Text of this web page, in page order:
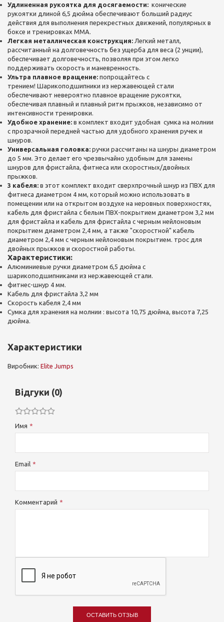
Удлиненная рукоятка для досягаемости: конические
рукоятки длиной 6,5 дюйма обеспечивают больший радиус
действия для выполнения перекрестных движений, популярных в
боксе и тренировках ММА.
Легкая металлическая конструкция: Легкий металл,
рассчитанный на долговечность без ущерба для веса (2 унции),
обеспечивает долговечность, позволяя при этом легко
поддерживать скорость и маневренность.
Ультра плавное вращение: попрощайтесь с
трением! Шарикоподшипники из нержавеющей стали
обеспечивают невероятно плавное вращение рукоятки,
обеспечивая плавный и плавный ритм прыжков, независимо от
интенсивности тренировки.
Удобное хранение: в комплект входит удобная сумка на молнии
с прозрачной передней частью для удобного хранения ручек и
шнуров.
Универсальная головка: ручки рассчитаны на шнуры диаметром
до 5 мм. Это делает его чрезвычайно удобным для замены
шнуров для фристайла, фитнеса или скоростных/двойных
прыжков.
3 кабеля: в этот комплект входит сверхпрочный шнур из ПВХ для
фитнеса диаметром 4 мм, который можно использовать в
помещении или на открытом воздухе на неровных поверхностях,
кабель для фристайла с белым ПВХ-покрытием диаметром 3,2 мм
для фристайла и кабель для фристайла с черным нейлоновым
покрытием диаметром 2,4 мм, а также "скоростной" кабель
диаметром 2,4 мм с черным нейлоновым покрытием. трос для
двойных прыжков и скоростной работы.
Характеристики:
Алюминиевые ручки диаметром 6,5 дюйма с
шарикоподшипниками из нержавеющей стали.
фитнес-шнур 4 мм.
Кабель для фристайла 3,2 мм
Скорость кабеля 2,4 мм
Сумка для хранения на молнии : высота 10,75 дюйма, высота 7,25
дюйма.
Характеристики
Виробник: Elite Jumps
Відгуки (0)
Имя
Email
Комментарий
ОСТАВИТЬ ОТЗЫВ